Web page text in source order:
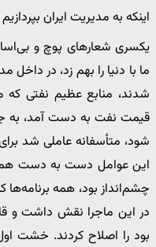
اینکه به مدیریت ایران
یکسری شعارهای پوچ و
ما با دنیا را بهم زد، در
شدند، منابع عظیم نفتی
قیمت نفت به دست آمد، به
شود، متأسفانه عاملی شد
چشم‌انداز بود، همه
در این ماجرا نقش داشت و
بود را اصلاح کردند. خشت